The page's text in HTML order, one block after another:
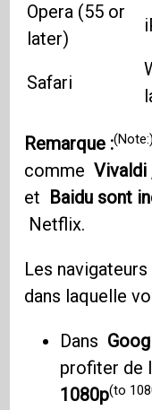
Opera (55 or
later)
Safari
Remarque :(Note:)
commeVivaldi
et Baidu sont
Netflix.
Les
dans laquelle
Dans
profiter de
1080p(to